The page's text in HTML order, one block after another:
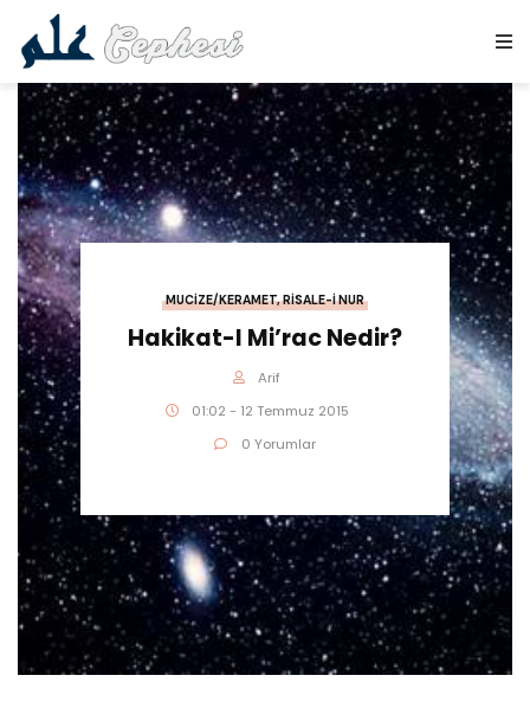
MUCIZE/KERAMET,RISALE-I NUR
Hakikat-I Mi’rac Nedir?
Arif
01:02 - 12 Temmuz 2015
0 Yorumlar